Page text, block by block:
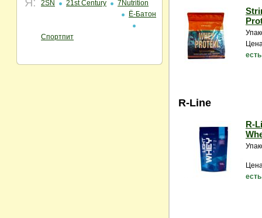
2SN 21st Century
7Nutrition
Ё-Батон
Спортпит
R-Line
R-